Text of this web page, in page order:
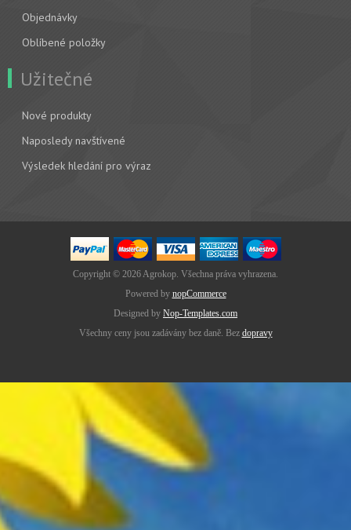
Objednávky
Oblíbené položky
Užitečné
Nové produkty
Naposledy navštívené
Výsledek hledání pro výraz
Copyright © 2026 Agrokop. Všechna práva vyhrazena.
Powered by nopCommerce
Designed by Nop-Templates.com
Všechny ceny jsou zadávány bez daně. Bez dopravy